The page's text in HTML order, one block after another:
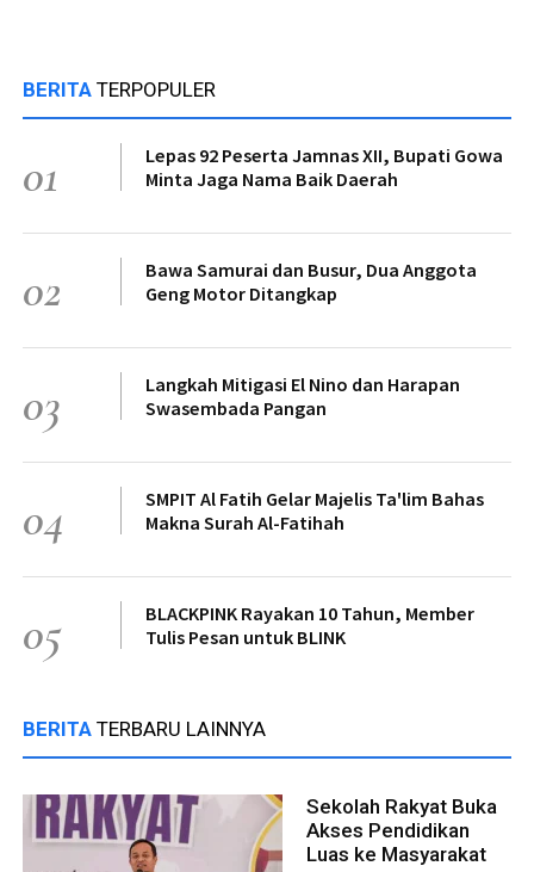
BERITA TERPOPULER
01
Lepas 92 Peserta Jamnas XII, Bupati Gowa
Minta Jaga Nama Baik Daerah
02
Bawa Samurai dan Busur, Dua Anggota
Geng Motor Ditangkap
03
Langkah Mitigasi El Nino dan Harapan
Swasembada Pangan
04
SMPIT Al Fatih Gelar Majelis Ta'lim Bahas
Makna Surah Al-Fatihah
05
BLACKPINK Rayakan 10 Tahun, Member
Tulis Pesan untuk BLINK
BERITA TERBARU LAINNYA
Sekolah Rakyat Buka
Akses Pendidikan
Luas ke Masyarakat